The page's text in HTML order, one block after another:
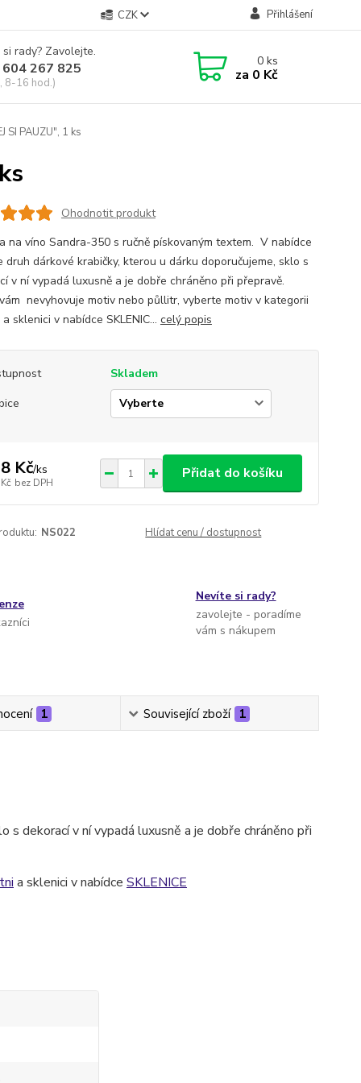
CZK Přihlášení
rady? Zavolejte.
267 825
8-16 hod.)
0ks
za 0 Kč
SI PAUZU", 1 ks
Ohodnotit produkt
na víno Sandra-350 s ručně pískovaným textem. V nabídce
druh dárkové krabičky, kterou u dárku doporučujeme, sklo s
v ní vypadá luxusně a je dobře chráněno při přepravě.
nevyhovuje motiv nebo půllitr, vyberte motiv v kategorii
sklenici v nabídce SKLENIC... celý popis
Skladem
Kč/ks
bez DPH
Přidat do košíku
NS022 Hlídat cenu / dostupnost
Nevíte si rady?
zavolejte - poradíme
vám s nákupem
1 Související zboží 1
s dekorací v ní vypadá luxusně a je dobře chráněno při
a sklenici v nabídce SKLENICE